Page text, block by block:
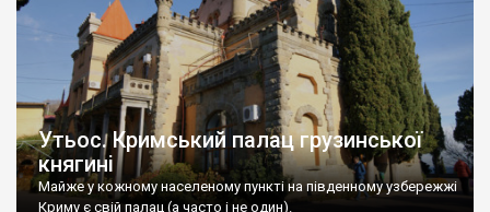
Утьос. Кримський палац грузинської
княгині
Майже у кожному населеному пункті на південному узбережжі
Криму є свій палац (а часто і не один).